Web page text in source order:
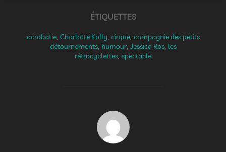
ÉTIQUETTES
acrobatie, Charlotte Kolly, cirque, compagnie des petits
détournements, humour, Jessica Ros, les
rétrocyclettes, spectacle
AUTEUR DE LA PUBLICATION